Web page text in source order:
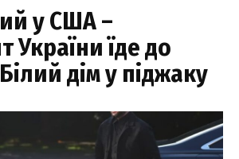
у США –
України їде до
дім у піджаку